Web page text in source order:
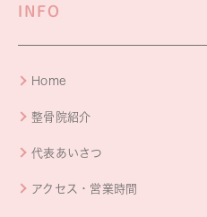
INFO
Home
整骨院紹介
代表あいさつ
アクセス・営業時間